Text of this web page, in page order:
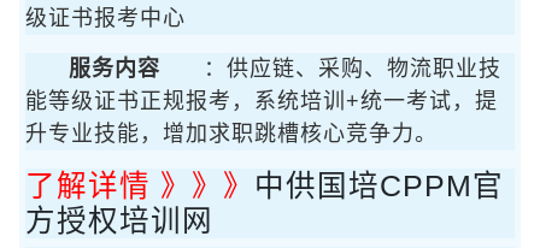
级证书报考中心
服务内容
：供应链、采购、物流职业技
能等级证书正规报考，系统培训+统一考试，提
升专业技能，增加求职跳槽核心竞争力。
了解详情 》》》 中供国培CPPM官
方授权培训网